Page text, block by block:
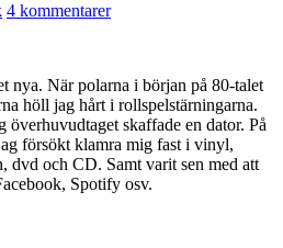
4 kommentarer
nya. När polarna i början på 80-talet
höll jag hårt i rollspelstärningarna.
skaffade en dator. På
försökt klamra mig fast i vinyl,
dvd och CD. Samt varit sen med att
Spotify osv.